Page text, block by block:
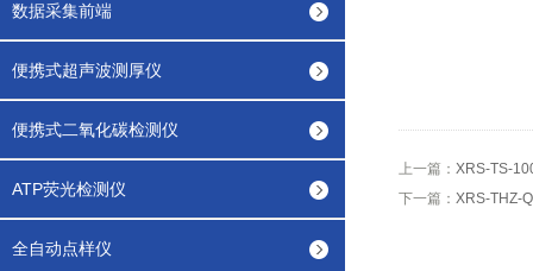
数据采集前端
便携式超声波测厚仪
便携式二氧化碳检测仪
ATP荧光检测仪
全自动点样仪
上一篇： XRS-TS-
下一篇： XRS-THZ-